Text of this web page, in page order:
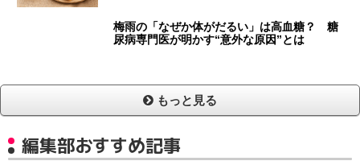
梅雨の「なぜか体がだるい」は高血糖？ 糖
尿病専門医が明かす“意外な原因”とは
もっと見る
編集部おすすめ記事